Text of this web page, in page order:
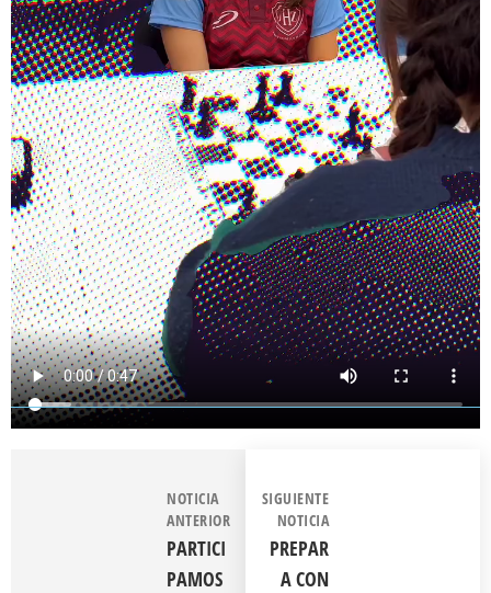
NOTICIA
ANTERIOR
PARTICI
PAMOS
SIGUIENTE
NOTICIA
PREPAR
A CON